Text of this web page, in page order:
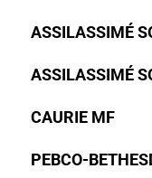
ASSILASSIMÉ
ASSILASSIMÉ
CAURIE MF
PEBCO-